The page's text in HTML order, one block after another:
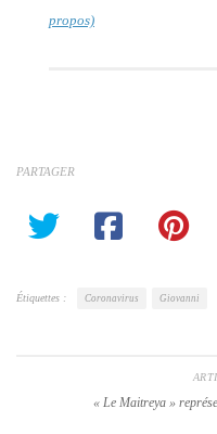
propos)
PARTAGER
Étiquettes : Coronavirus Giovanni
« Le Maitreya »